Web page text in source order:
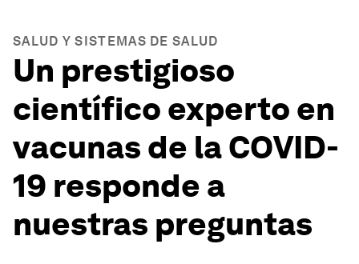
SALUD Y SISTEMAS DE SALUD
Un prestigioso
científico experto en
vacunas de la COVID-
19 responde a
nuestras preguntas